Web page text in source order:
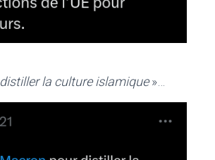
distiller la culture islamique»…